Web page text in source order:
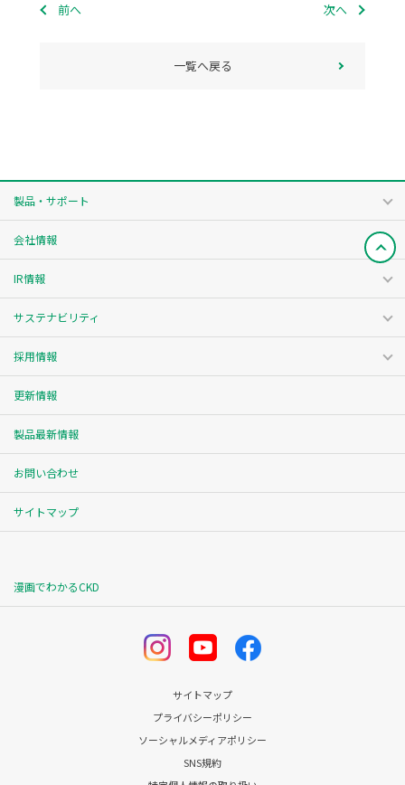
前へ 次へ
一覧へ戻る
製品・サポート
会社情報
IR情報
サステナビリティ
採用情報
更新情報
製品最新情報
お問い合わせ
サイトマップ
漫画でわかるCKD
サイトマップ
プライバシーポリシー
ソーシャルメディアポリシー
SNS規約